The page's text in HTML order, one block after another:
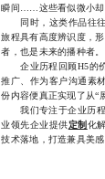
瞬间……这些看似微小却
同时，这类作品往往
旅程具有高度辨识度，
者，也是未来的播种者。
企业历程回顾H5的价
推广、作为客户沟通素
份内容便真正实现了从“
我们专注于企业历程
业领先企业提供定制 化
技术落地，打造兼具美